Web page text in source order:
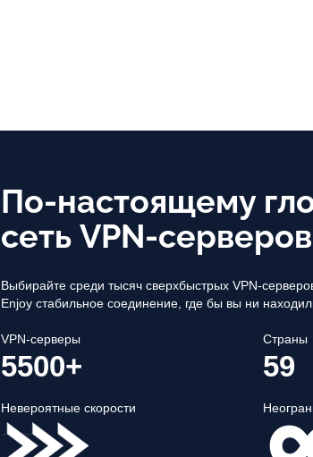
По-настоящему
сеть VPN-серверов
Выбирайте среди тысяч сверхбыстрых VPN-
Enjoy стабильное соединение, где бы вы ни
VPN-серверы
5500+
Страны
59
Невероятные скорости